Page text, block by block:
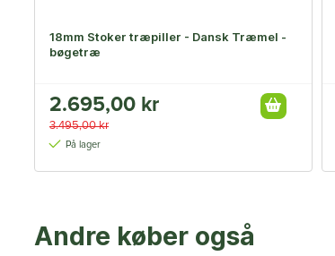
18mm Stoker træpiller - Dansk Træmel -
bøgetræ
2.695,00 kr
3.495,00 kr
På lager
Andre køber også